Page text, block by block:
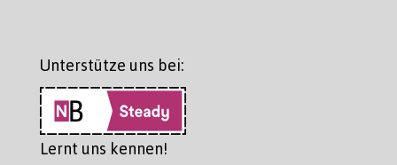
Unterstütze uns bei:
Lernt uns kennen!